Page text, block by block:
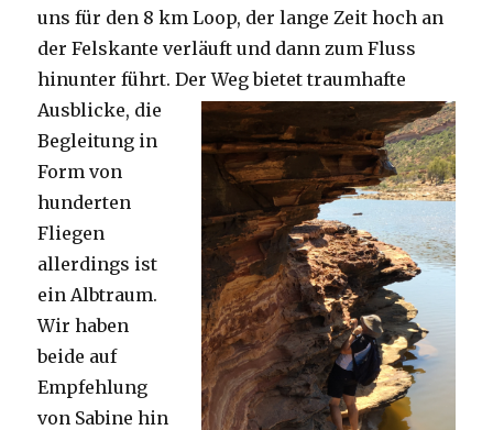
uns für den 8 km Loop, der lange Zeit hoch an
der Felskante verläuft und dann zum Fluss
hinunter führt. Der Weg bietet traumhafte
Ausblicke, die
Begleitung in
Form von
hunderten
Fliegen
allerdings ist
ein Albtraum.
Wir haben
beide auf
Empfehlung
von Sabine hin